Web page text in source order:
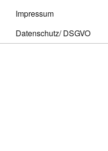
Impressum
Datenschutz/ DSGVO